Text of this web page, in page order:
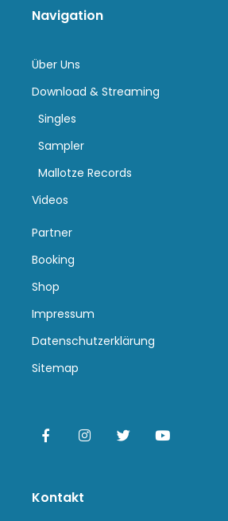
Navigation
Über Uns
Download & Streaming
Singles
Sampler
Mallotze Records
Videos
Partner
Booking
Shop
Impressum
Datenschutzerklärung
Sitemap
Kontakt